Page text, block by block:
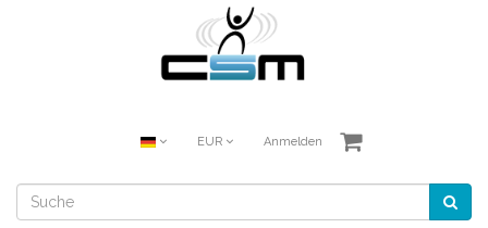
EUR Anmelden